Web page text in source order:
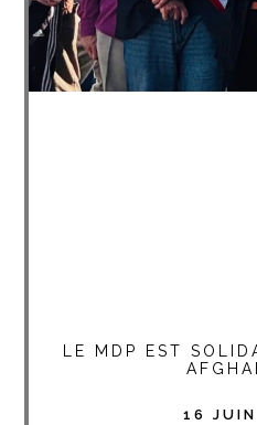
LE MDP EST
16